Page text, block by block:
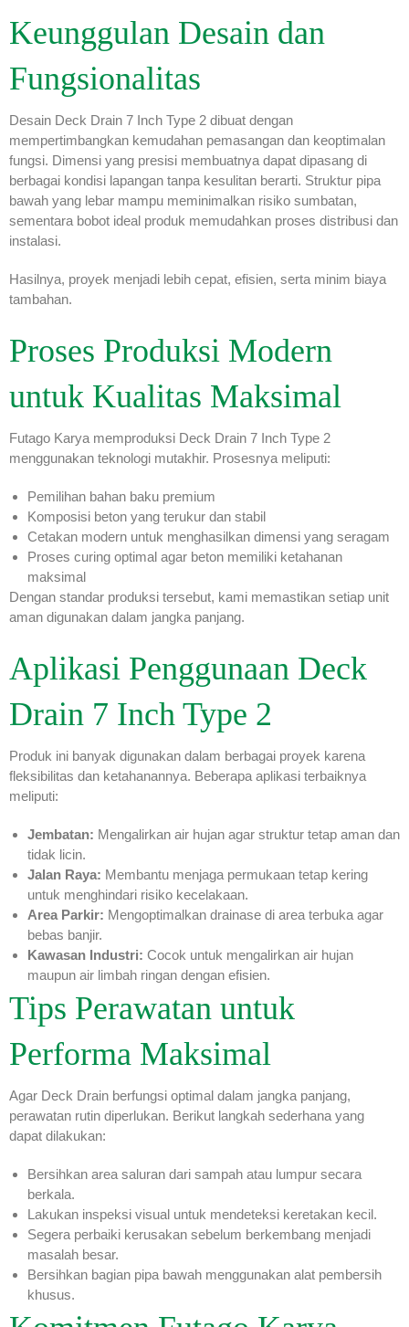
Keunggulan Desain dan
Fungsionalitas
Desain Deck Drain 7 Inch Type 2 dibuat dengan
mempertimbangkan kemudahan pemasangan dan keoptimalan
fungsi. Dimensi yang presisi membuatnya dapat dipasang di
berbagai kondisi lapangan tanpa kesulitan berarti. Struktur pipa
bawah yang lebar mampu meminimalkan risiko sumbatan,
sementara bobot ideal produk memudahkan proses distribusi dan
instalasi.
Hasilnya, proyek menjadi lebih cepat, efisien, serta minim biaya
tambahan.
Proses Produksi Modern
untuk Kualitas Maksimal
Futago Karya memproduksi Deck Drain 7 Inch Type 2
menggunakan teknologi mutakhir. Prosesnya meliputi:
Pemilihan bahan baku premium
Komposisi beton yang terukur dan stabil
Cetakan modern untuk menghasilkan dimensi yang seragam
Proses curing optimal agar beton memiliki ketahanan
maksimal
Dengan standar produksi tersebut, kami memastikan setiap unit
aman digunakan dalam jangka panjang.
Aplikasi Penggunaan Deck
Drain 7 Inch Type 2
Produk ini banyak digunakan dalam berbagai proyek karena
fleksibilitas dan ketahanannya. Beberapa aplikasi terbaiknya
meliputi:
Jembatan: Mengalirkan air hujan agar struktur tetap aman dan
tidak licin.
Jalan Raya: Membantu menjaga permukaan tetap kering
untuk menghindari risiko kecelakaan.
Area Parkir: Mengoptimalkan drainase di area terbuka agar
bebas banjir.
Kawasan Industri: Cocok untuk mengalirkan air hujan
maupun air limbah ringan dengan efisien.
Tips Perawatan untuk
Performa Maksimal
Agar Deck Drain berfungsi optimal dalam jangka panjang,
perawatan rutin diperlukan. Berikut langkah sederhana yang
dapat dilakukan:
Bersihkan area saluran dari sampah atau lumpur secara
berkala.
Lakukan inspeksi visual untuk mendeteksi keretakan kecil.
Segera perbaiki kerusakan sebelum berkembang menjadi
masalah besar.
Bersihkan bagian pipa bawah menggunakan alat pembersih
khusus.